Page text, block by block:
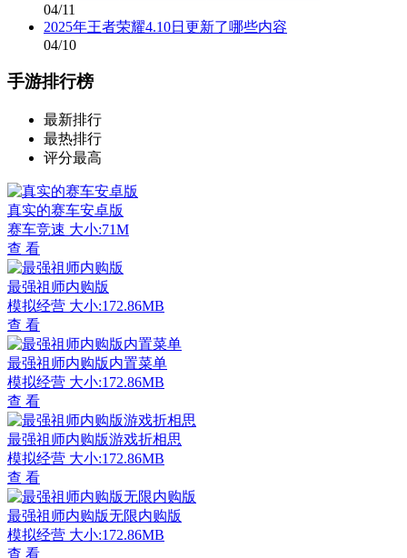
04/11
2025年王者荣耀4.10日更新了哪些内容
04/10
手游排行榜
最新排行
最热排行
评分最高
真实的赛车安卓版
赛车竞速 大小:71M
查 看
最强祖师内购版
模拟经营 大小:172.86MB
查 看
最强祖师内购版内置菜单
模拟经营 大小:172.86MB
查 看
最强祖师内购版游戏折相思
模拟经营 大小:172.86MB
查 看
最强祖师内购版无限内购版
模拟经营 大小:172.86MB
查 看